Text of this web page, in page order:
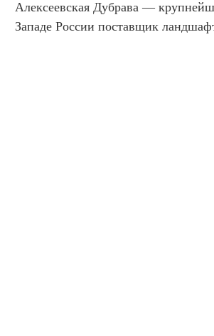
Алексеевская Дубрава —
Западе России поставщик